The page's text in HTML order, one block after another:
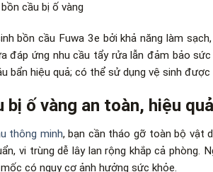
bồn cầu Fuwa 3e bởi khả năng làm
đáp ứng nhu cầu tẩy rửa lẫn đảm bảo
bẩn hiệu quả; có thể sử dụng vệ sinh
bị ố vàng an toàn, hiệu quả
thông minh, bạn cần tháo gỡ toàn bộ vật
vi trùng dễ lây lan rộng khắp cả phòng.
có nguy cơ ảnh hưởng sức khỏe.